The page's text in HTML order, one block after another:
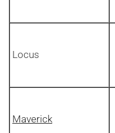
Locus
Maverick